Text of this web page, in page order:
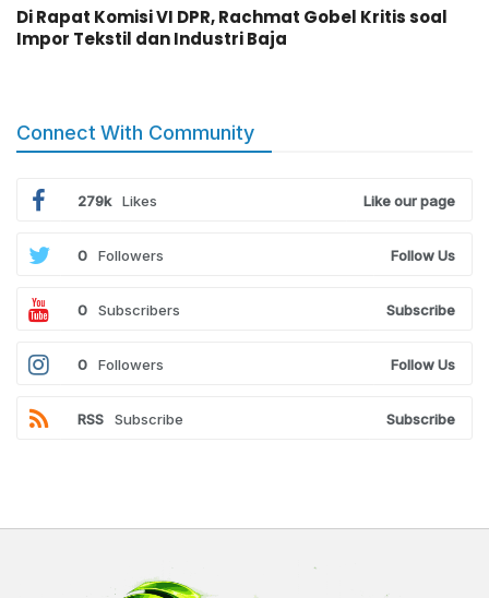
Di Rapat Komisi VI DPR, Rachmat Gobel Kritis soal
Impor Tekstil dan Industri Baja
Connect With Community
279k Likes Like our page
0 Followers Follow Us
0 Subscribers Subscribe
0 Followers Follow Us
RSS Subscribe Subscribe